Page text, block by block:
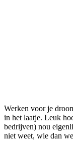
Werken voor je
in het laatje. Leuk
bedrijven) nou
niet weet, wie dan